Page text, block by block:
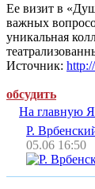
Ее визит в
важных
уникальная
Источник:
обсудить
На главную
Р.
05.06 16:50